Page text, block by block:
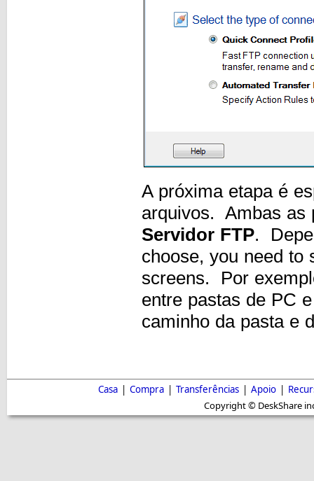
A próxima etapa é
arquivos. Ambas as
Servidor FTP.
choose, you need to
screens. Por
entre pastas de PC
caminho da pasta e
Casa | Compra | Transferências | Apoio |
Copyright © DeskShare